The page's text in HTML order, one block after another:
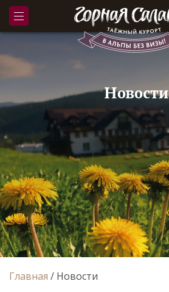
Новости
Главная / Новости